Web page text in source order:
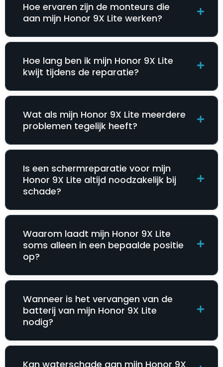
Hoe ervaren zijn de monteurs die
aan mijn Honor 9X Lite werken?
Hoe lang ben ik mijn Honor 9X Lite
kwijt tijdens de reparatie?
Wat als mijn Honor 9X Lite meerdere
problemen tegelijk heeft?
Is een schermreparatie voor mijn
Honor 9X Lite altijd noodzakelijk bij
schade?
Waarom laadt mijn Honor 9X Lite
soms alleen in een bepaalde positie
op?
Wanneer is het vervangen van de
batterij van mijn Honor 9X Lite
nodig?
Kan waterschade aan mijn Honor 9X